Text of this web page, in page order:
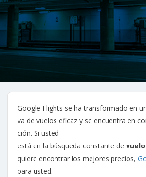
Google Flights se ha transformado en
va de vuelos eficaz y se encuentra en
ción. Si usted
está en la búsqueda constante de
quiere encontrar los mejores precios,
para usted.